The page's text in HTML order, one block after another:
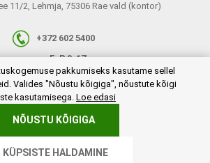
11/2, Lehmja, 75306 Rae vald (kontor)
+372 602 5400
E-R 9-17
info@invaru.ee
Powered bynopCommerce
pakkumiseks kasutame sellel
Valides "Nõustu kõigiga", nõustute kõigi
kasutamisega. Loe edasi
NÕUSTU KÕIGIGA
KÜPSISTE HALDAMINE